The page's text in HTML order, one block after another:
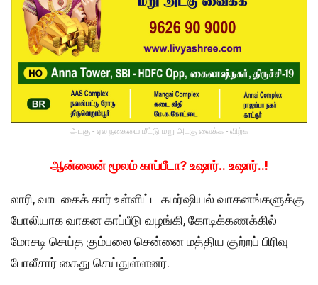
அடகு - ஏல நகையை மீட்டு மறு அடகு வைக்க - விற்க
ஆன்லைன் மூலம் காப்பீடா? உஷார்.. உஷார்..!
லாரி, வாடகைக் கார் உள்ளிட்ட கமர்ஷியல் வாகனங்களுக்கு
போலியாக வாகன காப்பீடு வழங்கி, கோடிக்கணக்கில்
மோசடி செய்த கும்பலை சென்னை மத்திய குற்றப் பிரிவு
போலீசார் கைது செய்துள்ளனர்.